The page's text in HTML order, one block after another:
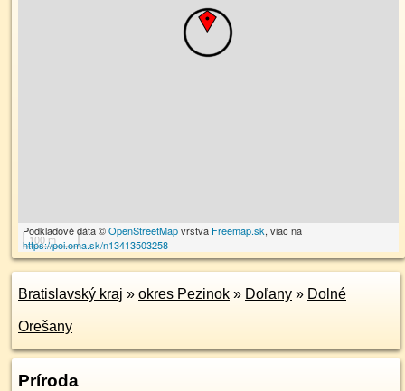
100 m
Podkladové dáta ©OpenStreetMapvrstva Freemap.sk, viac na
https://poi.oma.sk/n13413503258
Bratislavský kraj » okres Pezinok » Doľany » Dolné
Orešany
Príroda